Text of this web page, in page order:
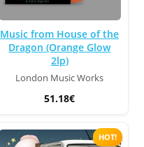
Music from House of the
Dragon (Orange Glow
2lp)
London Music Works
51.18€
HOT!